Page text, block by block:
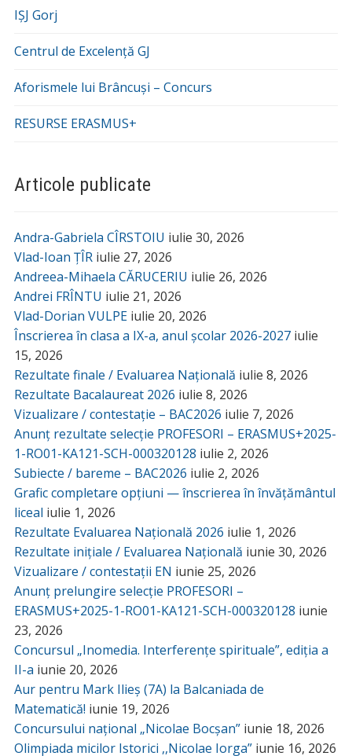
IȘJ Gorj
Centrul de Excelență GJ
Aforismele lui Brâncuși – Concurs
RESURSE ERASMUS+
Articole publicate
Andra-Gabriela CÎRSTOIU iulie 30, 2026
Vlad-Ioan ȚÎR iulie 27, 2026
Andreea-Mihaela CĂRUCERIU iulie 26, 2026
Andrei FRÎNTU iulie 21, 2026
Vlad-Dorian VULPE iulie 20, 2026
Înscrierea în clasa a IX-a, anul școlar 2026-2027 iulie
15, 2026
Rezultate finale / Evaluarea Națională iulie 8, 2026
Rezultate Bacalaureat 2026 iulie 8, 2026
Vizualizare / contestație – BAC2026 iulie 7, 2026
Anunț rezultate selecție PROFESORI – ERASMUS+2025-
1-RO01-KA121-SCH-000320128 iulie 2, 2026
Subiecte / bareme – BAC2026 iulie 2, 2026
Grafic completare opțiuni — înscrierea în învățământul
liceal iulie 1, 2026
Rezultate Evaluarea Națională 2026 iulie 1, 2026
Rezultate inițiale / Evaluarea Națională iunie 30, 2026
Vizualizare / contestații EN iunie 25, 2026
Anunț prelungire selecție PROFESORI –
ERASMUS+2025-1-RO01-KA121-SCH-000320128 iunie
23, 2026
Concursul „Inomedia. Interferențe spirituale”, ediția a
II-a iunie 20, 2026
Aur pentru Mark Ilieș (7A) la Balcaniada de
Matematică! iunie 19, 2026
Concursului național „Nicolae Bocșan” iunie 18, 2026
Olimpiada micilor Istorici ,,Nicolae Iorga” iunie 16, 2026